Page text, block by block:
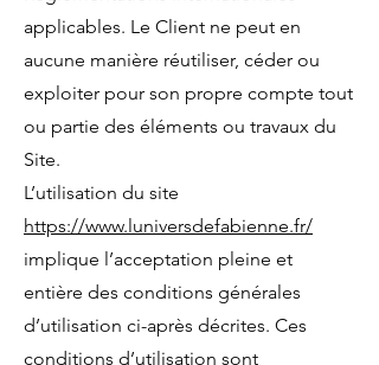
applicables. Le Client ne peut en
aucune manière réutiliser, céder ou
exploiter pour son propre compte tout
ou partie des éléments ou travaux du
Site.
L’utilisation du site
https://www.luniversdefabienne.fr/
implique l’acceptation pleine et
entière des conditions générales
d’utilisation ci-après décrites. Ces
conditions d’utilisation sont